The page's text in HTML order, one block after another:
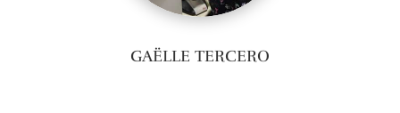
GAËLLE TERCERO